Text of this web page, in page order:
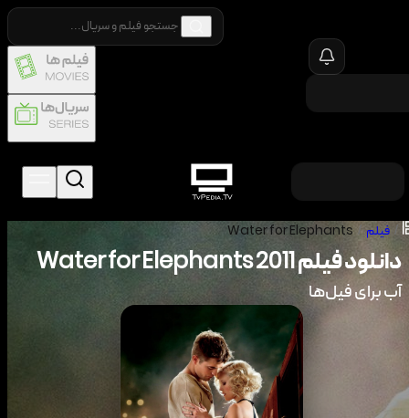
/ فیلم /
Water for Elephants
دانلود فیلم2011
Water for Elephants
آب برای فیل‌ها